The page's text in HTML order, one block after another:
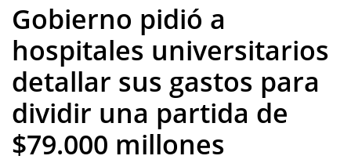
Gobierno pidió a
hospitales universitarios
detallar sus gastos para
dividir una partida de
$79.000 millones